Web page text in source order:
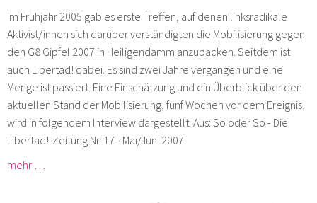
Im Frühjahr 2005 gab es erste Treffen, auf denen linksradikale
Aktivist/innen sich darüber verständigten die Mobilisierung gegen
den G8 Gipfel 2007 in Heiligendamm anzupacken. Seitdem ist
auch Libertad! dabei. Es sind zwei Jahre vergangen und eine
Menge ist passiert. Eine Einschätzung und ein Überblick über den
aktuellen Stand der Mobilisierung, fünf Wochen vor dem Ereignis,
wird in folgendem Interview dargestellt. Aus: So oder So - Die
Libertad!-Zeitung Nr. 17 - Mai/Juni 2007.
mehr …